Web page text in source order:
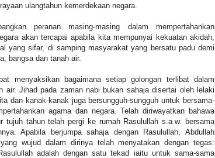
ulangtahun kemerdekaan negara.
peranan masing-masing dalam mempertahankan
akan tercapai apabila kita mempunyai kekuatan akidah,
yang sifar, di samping masyarakat yang bersatu padu demi
bangsa dan tanah air.
menyaksikan bagaimana setiap golongan terlibat dalam
air. Jihad pada zaman nabi bukan sahaja disertai oleh lelaki
dan kanak-kanak juga bersungguh-sungguh untuk bersama-
agama dan negara. Telah diriwayatkan bahawa
tujuh tahun telah pergi ke rumah Rasulullah s.a.w. bersama
Apabila berjumpa sahaja dengan Rasulullah, Abdullah
wujud dalam dirinya telah menyatakan dengan tegas:
adalah dengan satu tekad iaitu untuk sama-sama